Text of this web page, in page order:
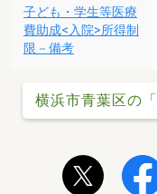
子ども・学生等医療
費助成<入院>所得制
限－備考
横浜市青葉区の「